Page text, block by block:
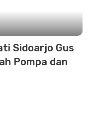
Sidoarjo Gus
Pompa dan